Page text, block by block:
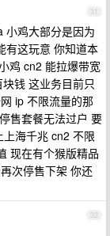
31
小鸡大部分是因为
有这玩意 你知道本
鸡 cn2 能拉爆带宽
钱 这业务目前只
ip 不限流量的那
售套餐无法过户 要
海千兆 cn2 不限
现在有个猴版精品
次停售下架 你还
32